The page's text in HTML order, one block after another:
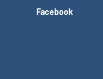
Facebook